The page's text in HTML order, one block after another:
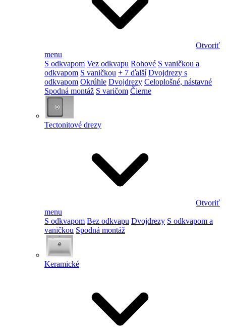
Otvoriť
menu
S odkvapom Vez odkvapu Rohové S vaničkou a
odkvapom S vaničkou + 7 ďalší Dvojdrezy s
odkvapom Okrúhle Dvojdrezy Celoplošné, nástavné
Spodná montáž S varičom Čierne
Tectonitové drezy
Otvoriť
menu
S odkvapom Bez odkvapu Dvojdrezy S odkvapom a
vaničkou Spodná montáž
Keramické